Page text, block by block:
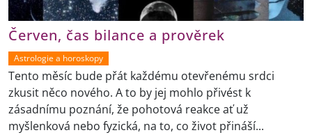
Červen, čas bilance a prověrek
Astrologie a horoskopy
Tento měsíc bude přát každému otevřenému srdci
zkusit něco nového. A to by jej mohlo přivést k
zásadnímu poznání, že pohotová reakce ať už
myšlenková nebo fyzická, na to, co život přináší...